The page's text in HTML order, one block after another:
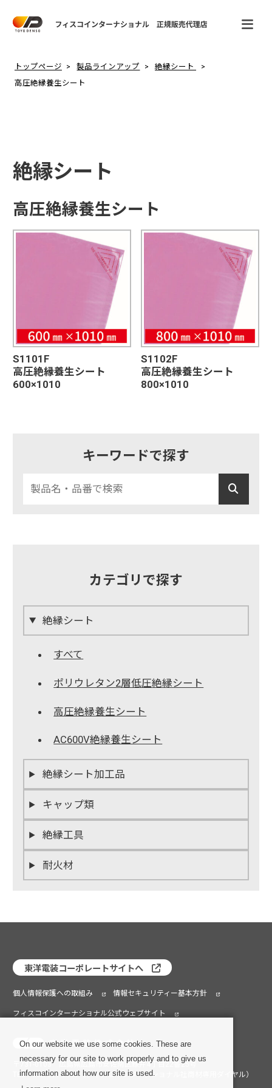
トップページ 製品ラインアップ
絶縁シート
高圧絶縁養生シート
絶縁シート
高圧絶縁養生シート
S1101F
高圧絶縁養生シート
600×1010
S1102F
高圧絶縁養生シート
800×1010
キーワードで探す
カテゴリで探す
絶縁シート
すべて
ポリウレタン2層低圧絶縁シート
高圧絶縁養生シート
AC600V絶縁養生シート
絶縁シート加工品
キャップ類
絶縁工具
耐火材
東洋電装コーポレートサイトへ
個人情報保護への取組み 情報セキュリティー基本方針
フィスコインターナショナル公式ウェブサイト
〒731-0103 広島県広島市安佐南区緑井4丁目22番25号
TEL：082-209-2088（フィスコインターナショナル社商材専用ダイヤル）
On our website we use some cookies. These are
necessary for our site to work properly and to give us
information about how our site is used.